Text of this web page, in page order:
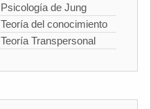
Psicología de Jung
Teoría del conocimiento
Teoría Transpersonal